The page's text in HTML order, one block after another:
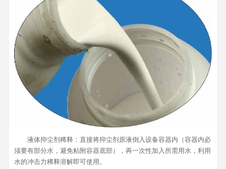
液体抑尘剂稀释：直接将抑尘剂原液倒入设备容器内（容器内必
须要有部分水，避免粘附容器底部），再一次性加入所需用水，利用
水的冲击力稀释溶解即可使用。